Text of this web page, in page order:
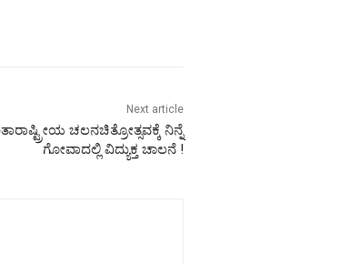
Next article
ಚಲನಚಿತ್ರೋತ್ಸವಕ್ಕೆ ನಿನ್ನೆ
ಗೋವಾದಲ್ಲಿ ವಿದ್ಯುಕ್ತ ಚಾಲನೆ !